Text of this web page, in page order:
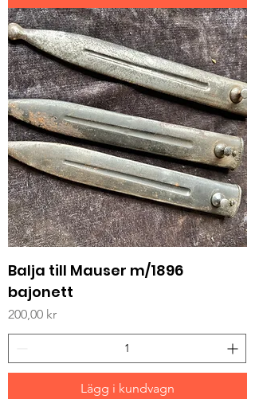
Balja till Mauser m/1896
bajonett
Pris
200,00 kr
Lägg i kundvagn